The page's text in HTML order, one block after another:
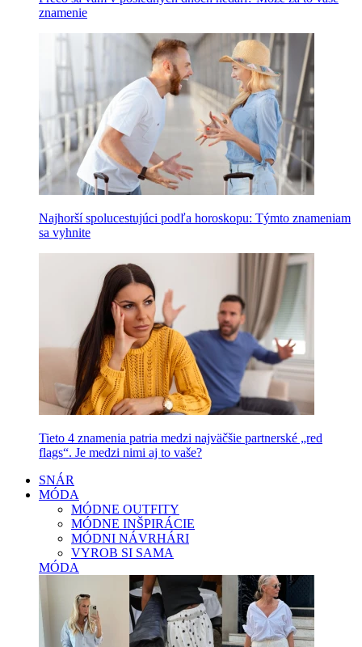
znamenie
Najhorší spolucestujúci podľa horoskopu: Týmto znameniam
sa vyhnite
Tieto 4 znamenia patria medzi najväčšie partnerské „red
flags“. Je medzi nimi aj to vaše?
SNÁR
MÓDA
MÓDNE OUTFITY
MÓDNE INŠPIRÁCIE
MÓDNI NÁVRHÁRI
VYROB SI SAMA
MÓDA